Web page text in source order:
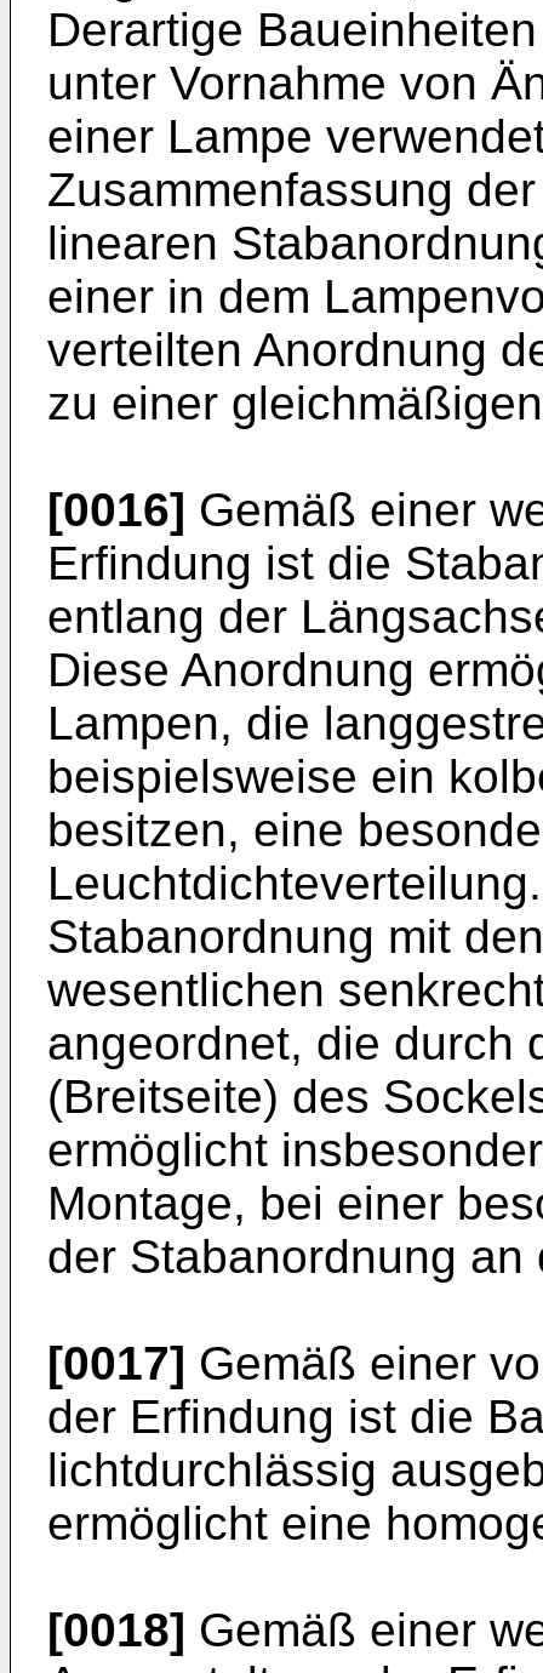
Derartige
unter Vornahme von
einer Lampe
Zusammenfassung
linearen
einer in dem
verteilten Anordnung
zu einer
[0016] Gemäß einer
Erfindung ist die
entlang der
Diese Anordnung
Lampen, die
beispielsweise ein
besitzen, eine
Stabanordnung mit
wesentlichen
angeordnet, die durch
(Breitseite) des
ermöglicht
Montage, bei einer
der Stabanordnung an
[0017] Gemäß einer
der Erfindung ist die
lichtdurchlässig
ermöglicht eine
[0018] Gemäß einer